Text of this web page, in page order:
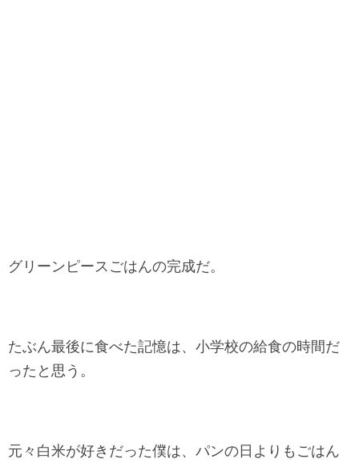
グリーンピースごはんの完成だ。
たぶん最後に食べた記憶は、小学校の給食の時間だ
ったと思う。
元々白米が好きだった僕は、パンの日よりもごはん